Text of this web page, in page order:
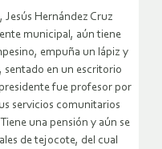
Jesús Hernández Cruz
municipal, aún tiene
empuña un lápiz y
sentado en un escritorio
fue profesor por
servicios comunitarios
una pensión y aún se
de tejocote, del cual